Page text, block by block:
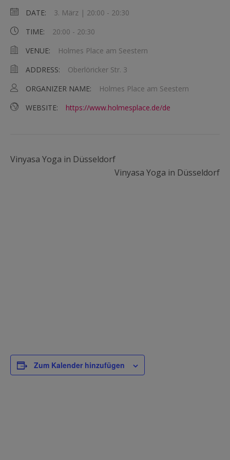
DATE: 3. März | 20:00 - 20:30
TIME:
20:00 - 20:30
VENUE:
Holmes Place am Seestern
ADDRESS:
Oberlöricker Str. 3
ORGANIZER NAME:
Holmes Place am Seestern
WEBSITE:
https://www.holmesplace.de/de
Vinyasa Yoga in Düsseldorf
Vinyasa Yoga in Düsseldorf
Zum Kalender hinzufügen